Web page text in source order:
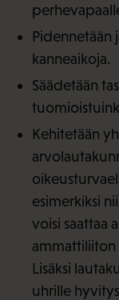
Pidennetään
kanneaikoja.
Säädetään
Kehitetään
esimerkiksi
voisi saattaa
ammattiliiton
Lisäksi
uhrille